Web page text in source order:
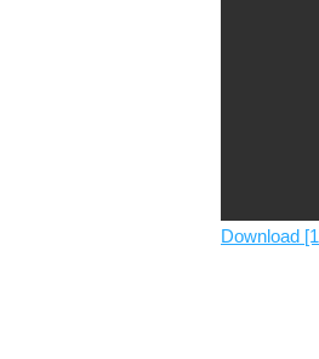
Download